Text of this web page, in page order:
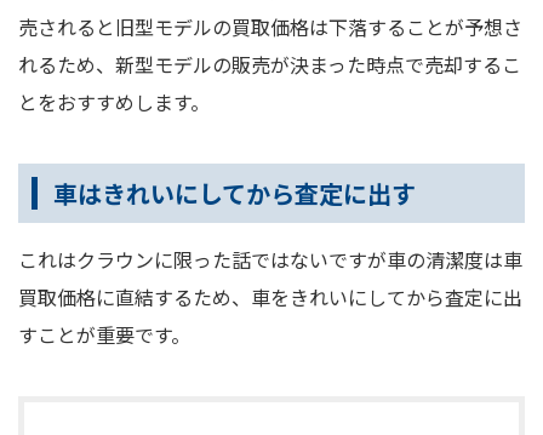
売されると旧型モデルの買取価格は下落することが予想さ
れるため、新型モデルの販売が決まった時点で売却するこ
とをおすすめします。
車はきれいにしてから査定に出す
これはクラウンに限った話ではないですが車の清潔度は車
買取価格に直結するため、車をきれいにしてから査定に出
すことが重要です。